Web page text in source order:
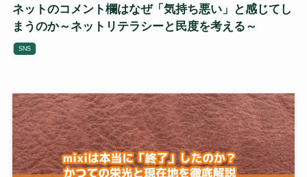
ネットのコメント欄はなぜ「気持ち悪い」と感じてし
まうのか～ネットリテラシーと民度を考える～
SNS